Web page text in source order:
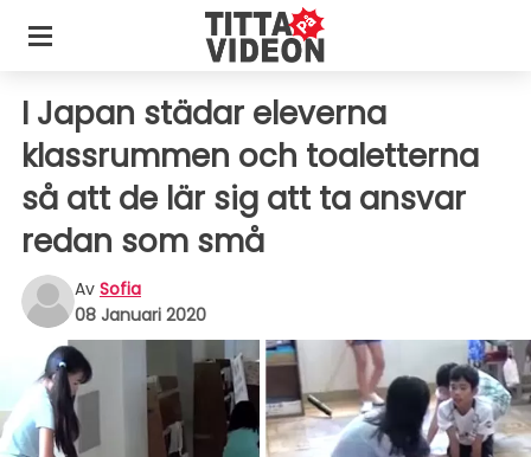
I Japan städar eleverna
klassrummen och toaletterna
så att de lär sig att ta ansvar
redan som små
Av Sofia
08 Januari 2020